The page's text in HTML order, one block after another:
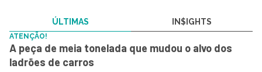
ÚLTIMAS IN$IGHTS
ATENÇÃO!
A peça de meia tonelada que mudou o alvo dos
ladrões de carros